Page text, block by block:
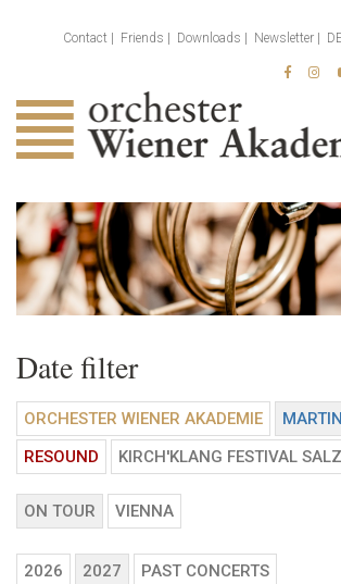
Contact Friends Downloads Newsletter
Date filter
ORCHESTER WIENER AKADEMIE
RESOUND
KIRCH'KLANG FESTIVAL
ON TOUR VIENNA
2026 2027
PAST CONCERTS